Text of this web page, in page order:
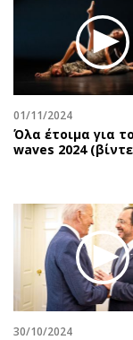
01/11/2024
Όλα έτοιμα για
waves 2024
30/10/2024